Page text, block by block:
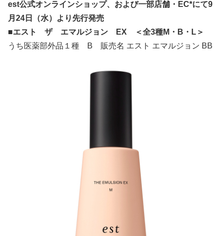
est公式オンラインショップ、および一部店舗・EC*にて9
月24日（水）より先行発売
■エスト ザ エマルジョン EX ＜全3種M・B・L＞
うち医薬部外品１種 B 販売名 エスト エマルジョン BB